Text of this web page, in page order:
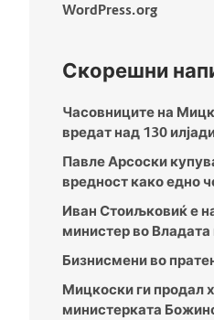
WordPress.org
Скорешни
Часовниците на
вредат над 130
Павле Арсоски
вредност како едно
Иван Стоиљковиќ е
министер во
Бизнисмени во
Мицкоски ги продал
министерката